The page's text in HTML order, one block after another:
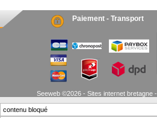
Paiement - Transport
Seeweb ©2026 - Sites internet bretagne -
contenu bloqué